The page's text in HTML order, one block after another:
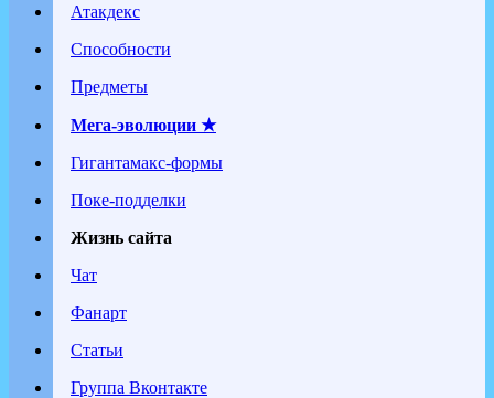
Атакдекс
Способности
Предметы
Мега-эволюции ★
Гигантамакс-формы
Поке-подделки
Жизнь сайта
Чат
Фанарт
Статьи
Группа Вконтакте